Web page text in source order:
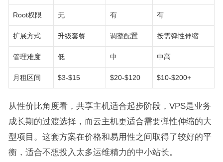
Root权限 无 有 有
扩展方式 升级套餐 调整配置 按需弹性伸缩
管理难度 低 中 中高
月租区间 $3-$15 $20-$120 $10-$200+
从性价比角度看，共享主机适合起步阶段，VPS是业务
成长期的过渡选择，而云主机更适合需要弹性伸缩的大
型项目。这套方案在价格和易用性之间取得了较好的平
衡，适合不想投入太多运维精力的中小站长。